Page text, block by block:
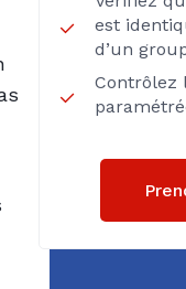
est
d’un
Contrôlez